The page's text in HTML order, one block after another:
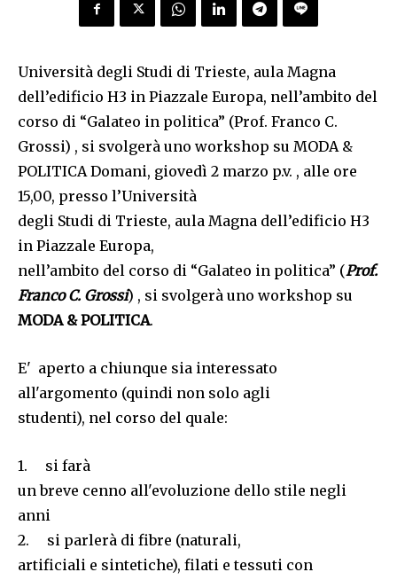
Università degli Studi di Trieste, aula Magna
dell’edificio H3 in Piazzale Europa, nell’ambito del
corso di “Galateo in politica” (Prof. Franco C.
Grossi) , si svolgerà uno workshop su MODA &
POLITICA Domani, giovedì 2 marzo p.v. , alle ore
15,00, presso l’Università
degli Studi di Trieste, aula Magna dell’edificio H3
in Piazzale Europa,
nell’ambito del corso di “Galateo in politica” (Prof.
Franco C. Grossi) , si svolgerà uno workshop su
MODA & POLITICA.
E' aperto a chiunque sia interessato
all'argomento (quindi non solo agli
studenti), nel corso del quale:
1. si farà
un breve cenno all'evoluzione dello stile negli
anni
2. si parlerà di fibre (naturali,
artificiali e sintetiche), filati e tessuti con